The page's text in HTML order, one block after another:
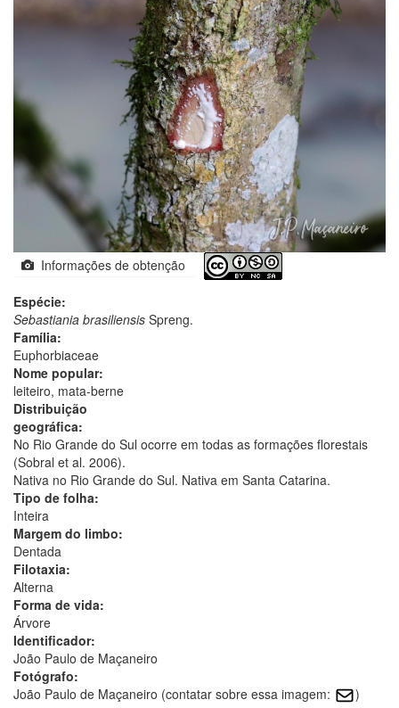
Informações de obtenção
Espécie:
Sebastiania brasiliensis Spreng.
Família:
Euphorbiaceae
Nome popular:
leiteiro, mata-berne
Distribuição
geográfica:
No Rio Grande do Sul ocorre em todas as formações florestais
(Sobral et al. 2006).
Nativa no Rio Grande do Sul. Nativa em Santa Catarina.
Tipo de folha:
Inteira
Margem do limbo:
Dentada
Filotaxia:
Alterna
Forma de vida:
Árvore
Identificador:
João Paulo de Maçaneiro
Fotógrafo:
João Paulo de Maçaneiro (contatar sobre essa imagem:
)